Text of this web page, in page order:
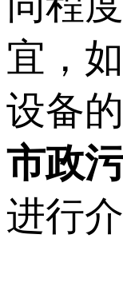
宜，
设备
市政
进行介